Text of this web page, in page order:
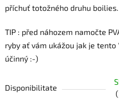
příchuť totožného druhu boilies.
TIP : před náhozem namočte
ryby ať vám ukážou jak je
účinný :-)
Disponibilitate